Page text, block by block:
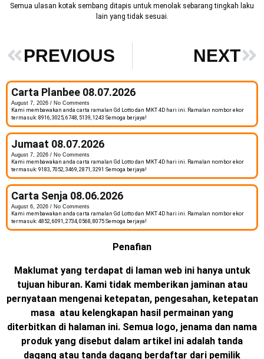
Semua ulasan kotak sembang ditapis untuk menolak sebarang tingkah laku
lain yang tidak sesuai.
PREVIOUS NEXT
Carta Planbee 08.07.2026
August 7, 2026
No Comments
Kami membawakan anda carta ramalan Gd Lotto dan MKT 4D hari ini. Ramalan nombor ekor
termasuk: 8916, 3025, 6748, 5139, 1243 Semoga berjaya!
Jumaat 08.07.2026
August 7, 2026
No Comments
Kami membawakan anda carta ramalan Gd Lotto dan MKT 4D hari ini. Ramalan nombor ekor
termasuk: 9183, 7052, 3469, 2871, 3291 Semoga berjaya!
Carta Senja 08.06.2026
August 6, 2026
No Comments
Kami membawakan anda carta ramalan Gd Lotto dan MKT 4D hari ini. Ramalan nombor ekor
termasuk: 4852, 6091, 2734, 0568, 8075 Semoga berjaya!
Penafian
Maklumat yang terdapat di laman web ini hanya untuk
tujuan hiburan. Kami tidak memberikan jaminan atau
pernyataan mengenai ketepatan, pengesahan, ketepatan
masa atau kelengkapan hasil permainan yang
diterbitkan di halaman ini. Semua logo, jenama dan nama
produk yang disebut dalam artikel ini adalah tanda
dagang atau tanda dagang berdaftar dari pemilik